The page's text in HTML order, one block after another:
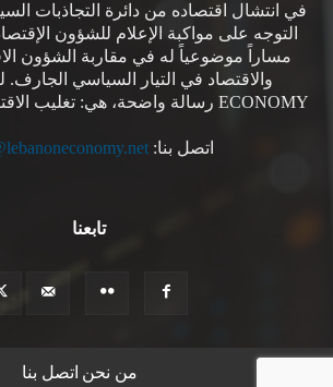
في انتشال اقتصاده من دائرة التجاذبات
التوجه على مواكبة الإعلام للشؤون
مساراً موضوعياً له في مقاربة الشؤون
ECONOMY رسالة واضحة، هي: تغليب الاقتصاد على السياسة.
اتصل بنا:
تابعنا
من نحن اتصل بنا